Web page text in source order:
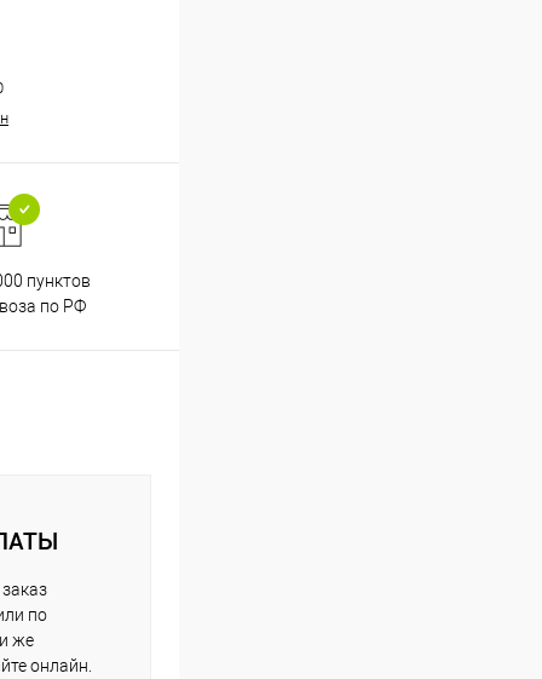
пунктов
по РФ
по
же
онлайн.